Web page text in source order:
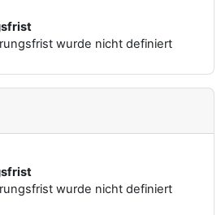
wurde nicht definiert
wurde nicht definiert